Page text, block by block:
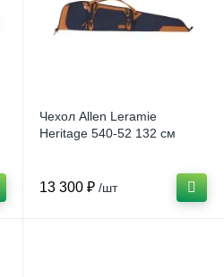
Чехол Allen Leramie
Heritage 540-52 132 см
13 300 ₽ /шт